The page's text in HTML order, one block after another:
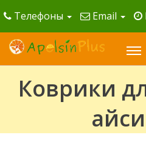
Телефоны Email
Коврики